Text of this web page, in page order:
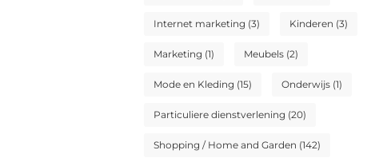
Internet marketing (3) Kinderen (3)
Marketing (1) Meubels (2)
Mode en Kleding (15) Onderwijs (1)
Particuliere dienstverlening (20)
Shopping / Home and Garden (142)